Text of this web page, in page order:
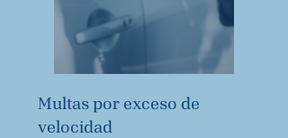
Multas por exceso de
velocidad